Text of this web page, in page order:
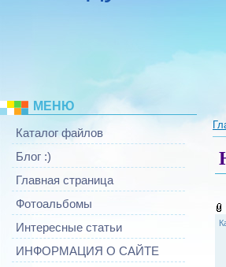
МЕНЮ
Каталог файлов
Блог :)
Главная страница
Фотоальбомы
Интересные статьи
ИНФОРМАЦИЯ О САЙТЕ